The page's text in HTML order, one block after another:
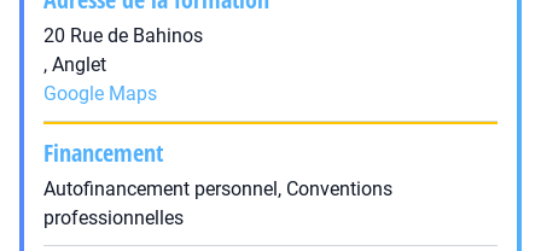
20 Rue de Bahinos
, Anglet
Google Maps
Financement
Autofinancement personnel, Conventions
professionnelles